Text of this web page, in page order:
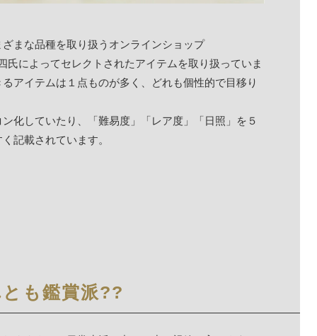
まな品種を取り扱うオンラインショップ
によってセレクトされたアイテムを取り扱っていま
アイテムは１点ものが多く、どれも個性的で目移り
化していたり、「難易度」「レア度」「日照」を５
記載されています。
も鑑賞派??